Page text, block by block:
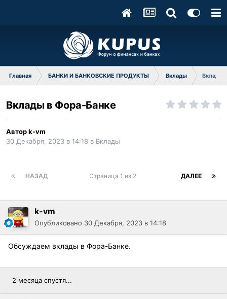
Главная БАНКИ И БАНКОВСКИЕ ПРОДУКТЫ Вклады Вклады
Вклады в Фора-Банке
Авторk-vm
30 Декабря, 2023 в 14:18 в Вклады
НАЗАД ДАЛЕЕ
Страница 1 из 2
k-vm
Опубликовано 30 Декабря, 2023 в 14:18
Обсуждаем вклады в Фора-Банке.
2 месяца спустя...